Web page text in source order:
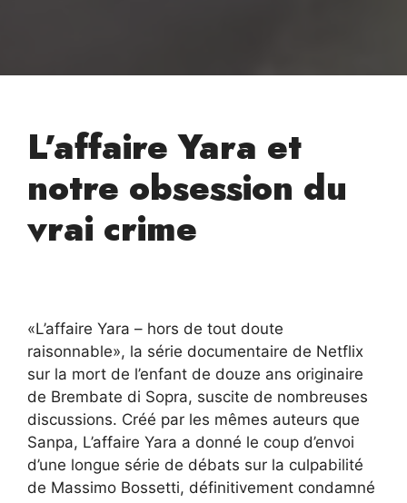
L’affaire Yara et
notre obsession du
vrai crime
«L’affaire Yara – hors de tout doute
raisonnable», la série documentaire de Netflix
sur la mort de l’enfant de douze ans originaire
de Brembate di Sopra, suscite de nombreuses
discussions. Créé par les mêmes auteurs que
Sanpa, L’affaire Yara a donné le coup d’envoi
d’une longue série de débats sur la culpabilité
de Massimo Bossetti, définitivement condamné